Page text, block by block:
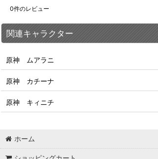
0件のレビュー
関連キャラクター
原神 ムアラニ
原神 カチーナ
原神 キィニチ
ホーム